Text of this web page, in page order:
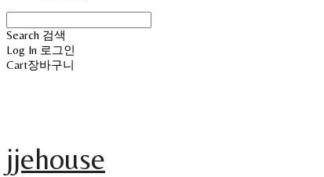
Search 검색
Log In 로그인
Cart장바구니
jjehouse